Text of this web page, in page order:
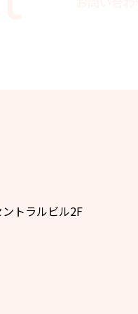
トラルビル2F